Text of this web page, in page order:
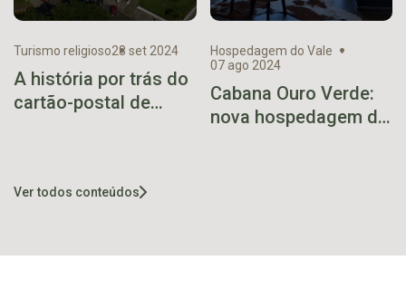
Turismo religioso28 set 2024
A história por trás do
cartão-postal de
Hospedagem do Vale
07 ago 2024
Cabana Ouro Verde:
nova hospedagem de
Ver todos conteúdos